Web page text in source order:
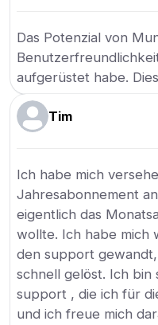
Das Potenzial von
aufgerüstet habe.
Tim
Ich habe mich
Jahresabonnement
eigentlich das
wollte. Ich habe mich
den support
schnell gelöst. Ich
support , die ich für
und ich freue mich